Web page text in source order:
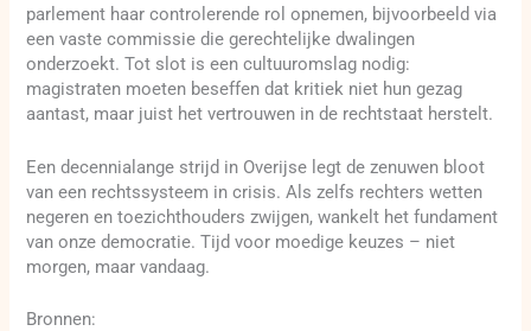
parlement haar controlerende rol opnemen, bijvoorbeeld via
een vaste commissie die gerechtelijke dwalingen
onderzoekt. Tot slot is een cultuuromslag nodig:
magistraten moeten beseffen dat kritiek niet hun gezag
aantast, maar juist het vertrouwen in de rechtstaat herstelt.
Een decennialange strijd in Overijse legt de zenuwen bloot
van een rechtssysteem in crisis. Als zelfs rechters wetten
negeren en toezichthouders zwijgen, wankelt het fundament
van onze democratie. Tijd voor moedige keuzes – niet
morgen, maar vandaag.
Bronnen: